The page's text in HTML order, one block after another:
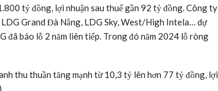
trường chứng khoán, phản ánh tâm lý lạc quan từ phía
trọng được ĐHĐCĐ thường thông qua đã được thị trường
giao dịch và diễn biến giá cổ phiếu.
Chủ tịch là ông Nguyễn Khánh Hưng bất ngờ tái